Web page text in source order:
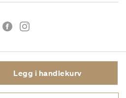
Legg i handlekurv